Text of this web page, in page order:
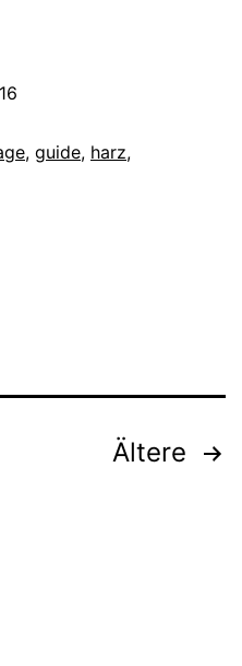
, guide, harz,
Ältere